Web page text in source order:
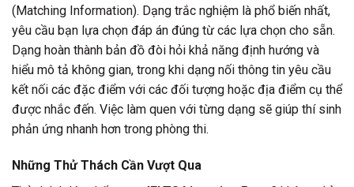
(Matching Information). Dạng trắc nghiệm là phổ biến nhất,
yêu cầu bạn lựa chọn đáp án đúng từ các lựa chọn cho sẵn.
Dạng hoàn thành bản đồ đòi hỏi khả năng định hướng và
hiểu mô tả không gian, trong khi dạng nối thông tin yêu cầu
kết nối các đặc điểm với các đối tượng hoặc địa điểm cụ thể
được nhắc đến. Việc làm quen với từng dạng sẽ giúp thí sinh
phản ứng nhanh hơn trong phòng thi.
Những Thử Thách Cần Vượt Qua